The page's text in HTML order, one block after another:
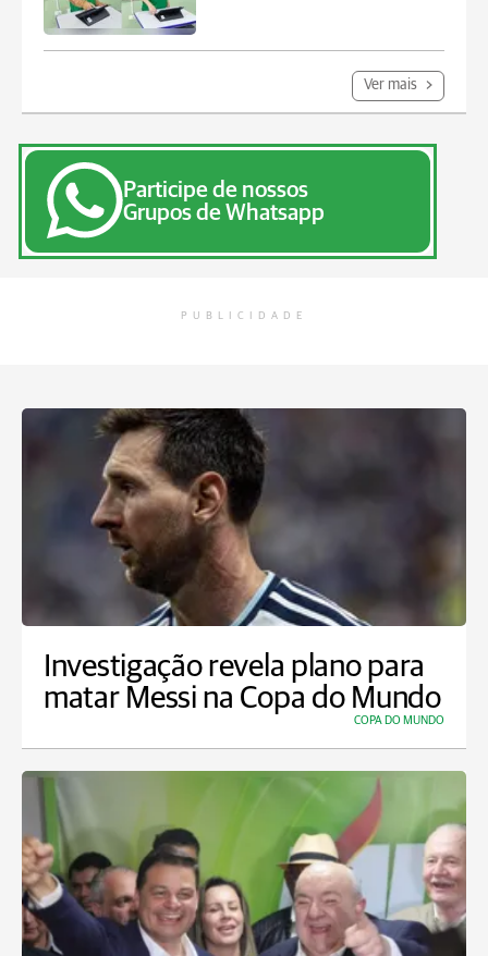
Ver mais
Participe de nossos
Grupos de Whatsapp
PUBLICIDADE
Investigação revela plano para
matar Messi na Copa do Mundo
COPA DO MUNDO